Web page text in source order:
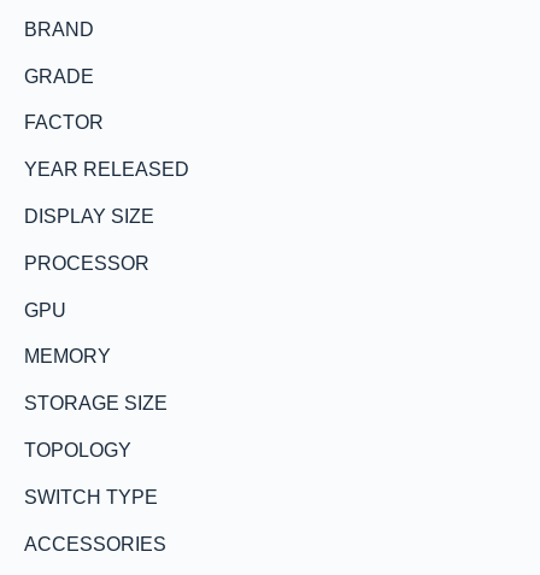
BRAND
GRADE
FACTOR
YEAR RELEASED
DISPLAY SIZE
PROCESSOR
GPU
MEMORY
STORAGE SIZE
TOPOLOGY
SWITCH TYPE
ACCESSORIES